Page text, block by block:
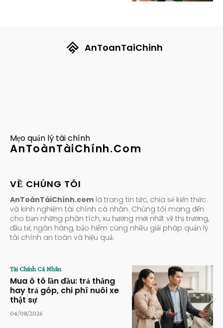
AnToanTaiChinh
Mẹo quản lý tài chính
AnToànTàiChính.Com
VỀ CHÚNG TÔI
AnToànTàiChính.com là trang tin tức, chia sẻ kiến thức
và kinh nghiệm tài chính cá nhân. Chúng tôi mang đến
cho bạn những phân tích, xu hướng mới nhất về thị trường,
đầu tư, ngân hàng, bảo hiểm cùng nhiều giải pháp quản lý
tài chính an toàn và hiệu quả.
Tài Chính Cá Nhân
Mua ô tô lần đầu: trả thẳng
hay trả góp, chi phí nuôi xe
thật sự
04/08/2026